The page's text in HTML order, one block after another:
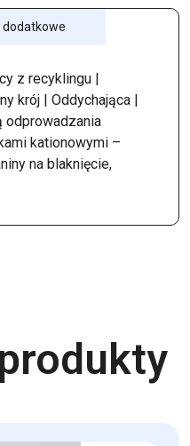
dodatkowe
z recyklingu |
krój | Oddychająca |
odprowadzania
kationowymi –
na blaknięcie,